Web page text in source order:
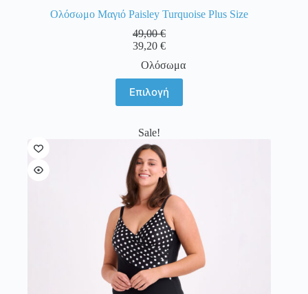
Ολόσωμο Μαγιό Paisley Turquoise Plus Size
49,00€
39,20€
Ολόσωμα
Επιλογή
το
προϊόν
πολλαπλές
παραλλαγές.
Οι
επιλογές
μπορούν
να
επιλεγούν
στη
σελίδα
του
προϊόντος
Sale!